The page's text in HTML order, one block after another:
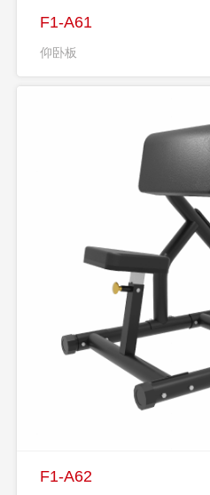
F1-A61
仰卧板
F1-A62